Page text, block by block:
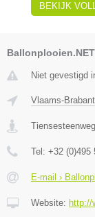
BEKIJK
Niet gevestigd
Vlaams-Brabant
Tel: +32 (0)495
E-mail ›
Website: http://